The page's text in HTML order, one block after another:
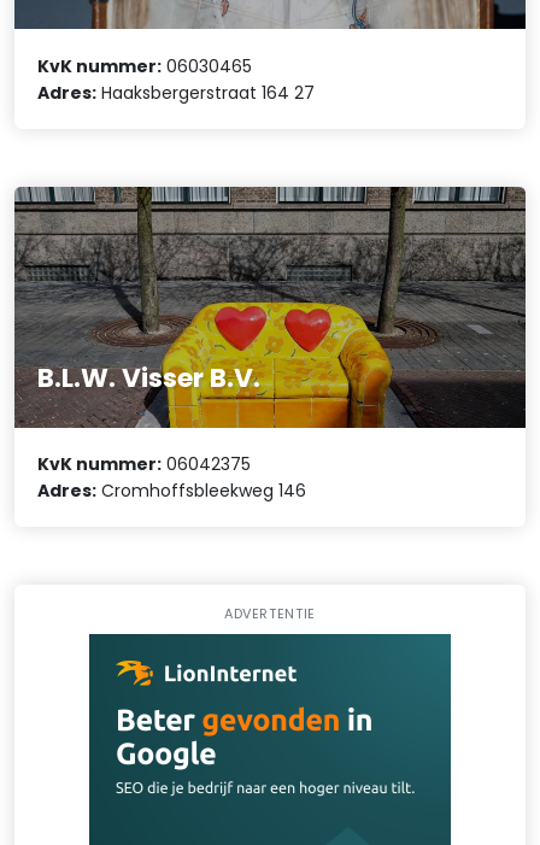
KvK nummer: 06030465
Adres: Haaksbergerstraat 164 27
B.L.W. Visser B.V.
KvK nummer: 06042375
Adres: Cromhoffsbleekweg 146
ADVERTENTIE